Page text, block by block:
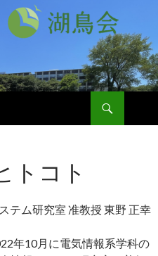
トコト
テム研究室 准教授 東野 正幸
年10月に電気情報系学科の